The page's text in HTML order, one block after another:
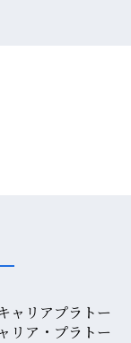
リア・プラトー